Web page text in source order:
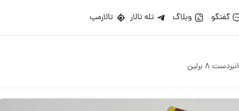
گفتگو وبلاگ تله تالار تالارمپ
انبردست ۸ برلین